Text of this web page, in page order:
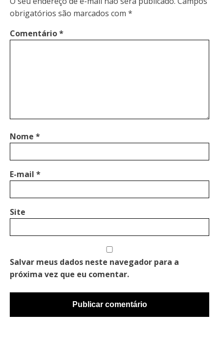
obrigatórios são marcados com *
Comentário*
Nome *
E-mail *
Site
Salvar meus dados neste navegador para a
próxima vez que eu comentar.